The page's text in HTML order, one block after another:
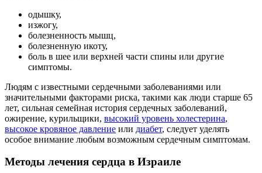
одышку,
изжогу,
болезненность мышц,
болезненную икоту,
боль в шее или верхней части спины или другие
симптомы.
Людям с известными сердечными заболеваниями или
значительными факторами риска, такими как люди старше 65
лет, сильная семейная история сердечных заболеваний,
ожирение, курильщики, высокий уровень холестерина,
высокое кровяное давление или диабет, следует уделять
особое внимание любым возможным сердечным симптомам.
Методы лечения сердца в Израиле